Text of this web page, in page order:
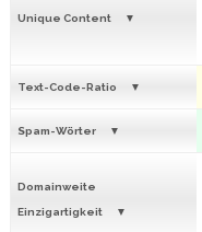
Unique Content
Text-Code-Ratio
Spam-Wörter
Domainweite
Einzigartigkeit